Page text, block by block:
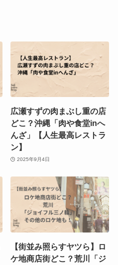
広瀬すずの肉まぶし重の店
どこ？沖縄「肉や食堂inへ
んざ」【人生最高レストラ
ン】
2025年9月4日
【街並み照らすヤツら】ロ
ケ地商店街どこ？荒川「ジ